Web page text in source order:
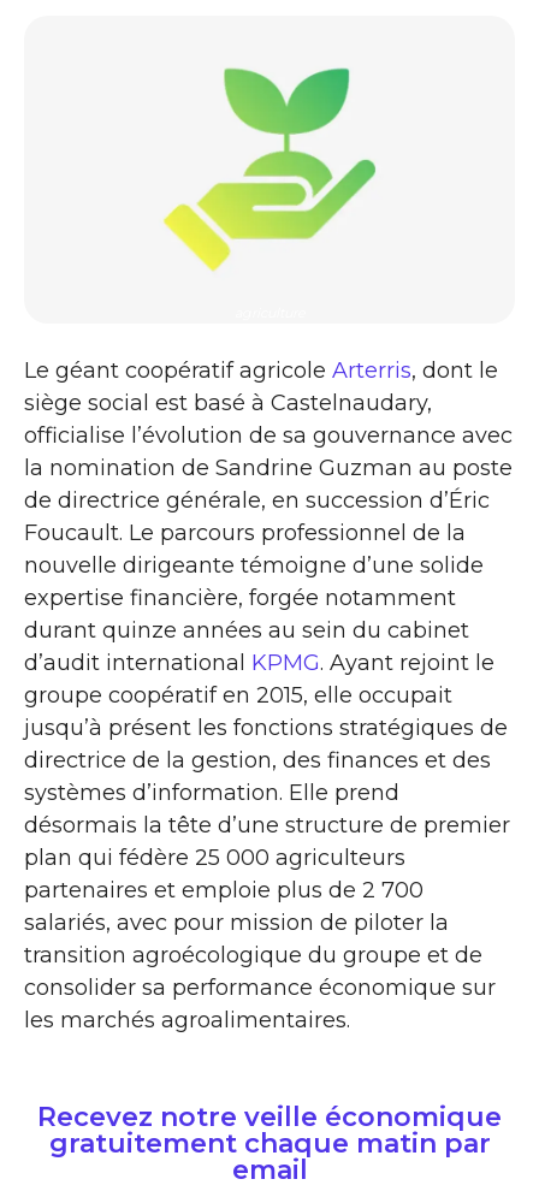
Le géant coopératif agricole Arterris, dont le
siège social est basé à Castelnaudary,
officialise l’évolution de sa gouvernance avec
la nomination de Sandrine Guzman au poste
de directrice générale, en succession d’Éric
Foucault. Le parcours professionnel de la
nouvelle dirigeante témoigne d’une solide
expertise financière, forgée notamment
durant quinze années au sein du cabinet
d’audit international KPMG. Ayant rejoint le
groupe coopératif en 2015, elle occupait
jusqu’à présent les fonctions stratégiques de
directrice de la gestion, des finances et des
systèmes d’information. Elle prend
désormais la tête d’une structure de premier
plan qui fédère 25 000 agriculteurs
partenaires et emploie plus de 2 700
salariés, avec pour mission de piloter la
transition agroécologique du groupe et de
consolider sa performance économique sur
les marchés agroalimentaires.
Recevez notre veille économique
gratuitement chaque matin par
email